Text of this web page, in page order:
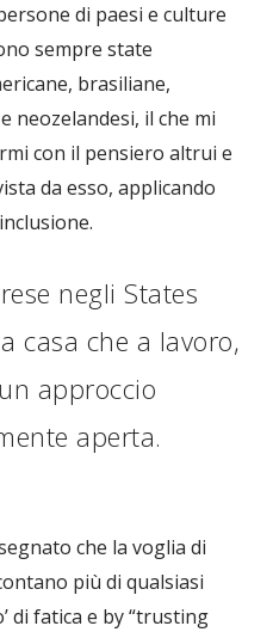
di paesi e culture
sempre state
brasiliane,
neozelandesi, il che mi
con il pensiero altrui e
da esso, applicando
negli States
casa che a lavoro,
approccio
aperta.
che la voglia di
più di qualsiasi
di fatica e by “trusting